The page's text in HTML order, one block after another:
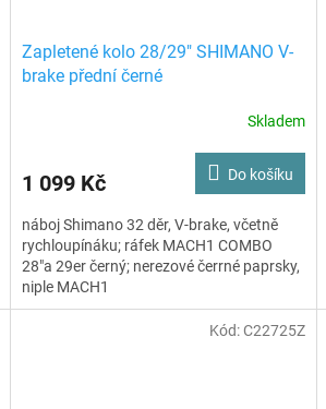
Zapletené kolo 28/29" SHIMANO V-
brake přední černé
Skladem
1 099 Kč Do košíku
náboj Shimano 32 děr, V-brake, včetně
rychloupínáku; ráfek MACH1 COMBO
28"a 29er černý; nerezové čerrné paprsky,
niple MACH1
Kód:C22725Z